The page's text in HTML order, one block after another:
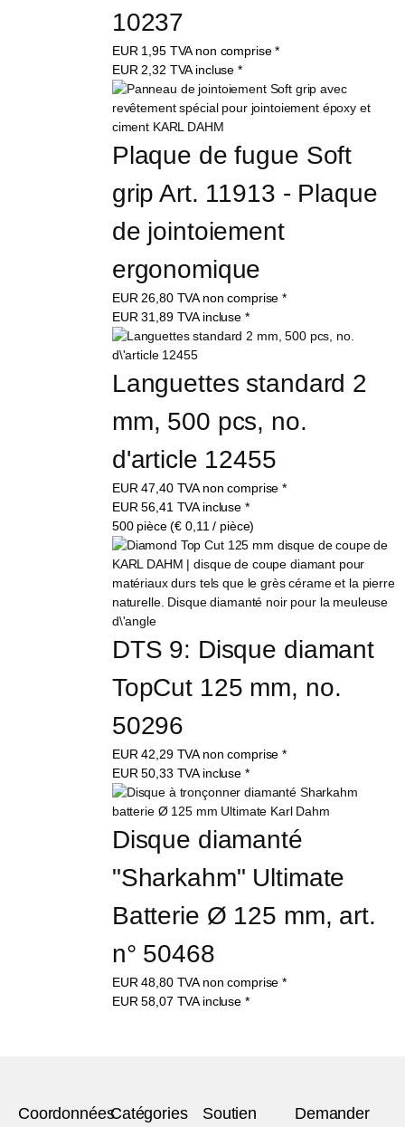
10237
EUR 1,95 TVA non comprise *
EUR2,32 TVA incluse *
Plaque de fugue Soft
grip Art. 11913 - Plaque
de jointoiement
ergonomique
EUR26,80 TVA non comprise *
EUR31,89 TVA incluse *
Languettes standard 2
mm, 500 pcs, no.
d'article 12455
EUR47,40 TVA non comprise *
EUR56,41 TVA incluse *
500 pièce (€ 0,11 / pièce)
DTS 9: Disque diamant
TopCut 125 mm, no.
50296
EUR42,29 TVA non comprise *
EUR50,33 TVA incluse *
Disque diamanté
"Sharkahm" Ultimate
Batterie Ø 125 mm, art.
n° 50468
EUR48,80 TVA non comprise *
EUR58,07 TVA incluse *
CoordonnéesCatégories Soutien
Demander